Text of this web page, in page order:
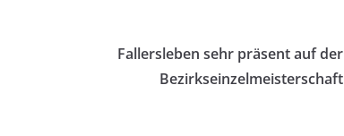
Fallersleben sehr präsent auf der
Bezirkseinzelmeisterschaft